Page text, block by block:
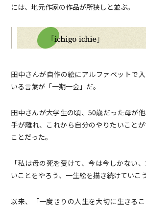
には、地元作家の作品が所狭しと並ぶ。
田中さんが自作の絵にアルファベットで
いる言葉が「一期一会」だ。
田中さんが大学生の頃、50歳だった母が
手が離れ、これから自分のやりたいこと
ことだった。
「私は母の死を受けて、今は今しかない
いことをやろう、一生絵を描き続けていこ
以来、「一度きりの人生を大切に生きる